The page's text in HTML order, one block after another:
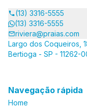
(13) 3316-5555
(13) 3316-5555
riviera@praias.com
Largo dos Coqueiros,
Bertioga - SP - 11262-
Navegação rápida
Home